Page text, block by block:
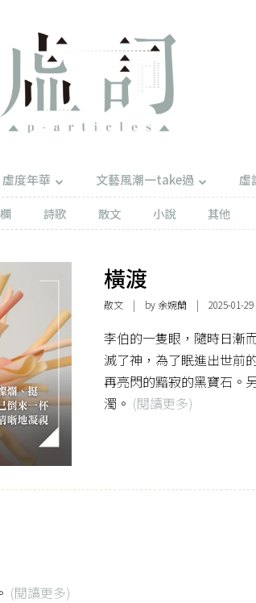
虛度年華 文藝風潮一take過 虛
詩歌 散文 小說 其他
橫渡
散文 | by 余婉蘭 | 2025-01-29
李伯的一隻眼，隨時日漸
滅了神，為了眠進出世前
再亮閃的黯寂的黑寶石。
濁。 (閱讀更多)
(閱讀更多)